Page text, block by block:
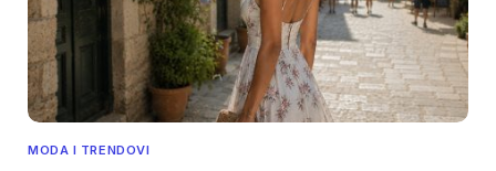
MODA I TRENDOVI